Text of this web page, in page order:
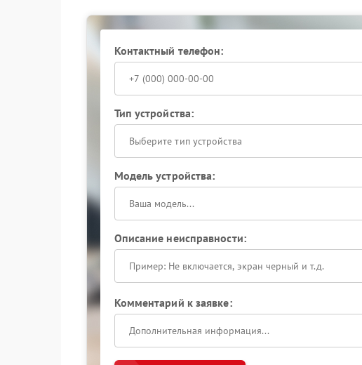
Контактный телефон:
Тип устройства:
Выберите тип устройства
Модель устройства:
Описание неисправности:
Комментарий к заявке: